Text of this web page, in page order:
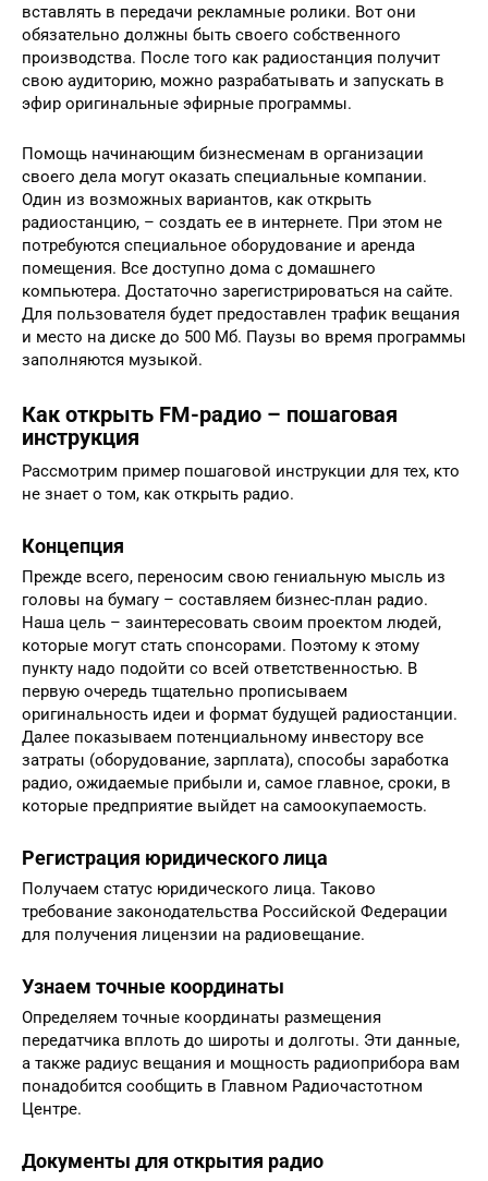
вставлять в передачи рекламные ролики. Вот они
обязательно должны быть своего собственного
производства. После того как радиостанция получит
свою аудиторию, можно разрабатывать и запускать в
эфир оригинальные эфирные программы.
Помощь начинающим бизнесменам в организации
своего дела могут оказать специальные компании.
Один из возможных вариантов, как открыть
радиостанцию, – создать ее в интернете. При этом не
потребуются специальное оборудование и аренда
помещения. Все доступно дома с домашнего
компьютера. Достаточно зарегистрироваться на сайте.
Для пользователя будет предоставлен трафик вещания
и место на диске до 500 Мб. Паузы во время программы
заполняются музыкой.
Как открыть FM-радио – пошаговая
инструкция
Рассмотрим пример пошаговой инструкции для тех, кто
не знает о том, как открыть радио.
Концепция
Прежде всего, переносим свою гениальную мысль из
головы на бумагу – составляем бизнес-план радио.
Наша цель – заинтересовать своим проектом людей,
которые могут стать спонсорами. Поэтому к этому
пункту надо подойти со всей ответственностью. В
первую очередь тщательно прописываем
оригинальность идеи и формат будущей радиостанции.
Далее показываем потенциальному инвестору все
затраты (оборудование, зарплата), способы заработка
радио, ожидаемые прибыли и, самое главное, сроки, в
которые предприятие выйдет на самоокупаемость.
Регистрация юридического лица
Получаем статус юридического лица. Таково
требование законодательства Российской Федерации
для получения лицензии на радиовещание.
Узнаем точные координаты
Определяем точные координаты размещения
передатчика вплоть до широты и долготы. Эти данные,
а также радиус вещания и мощность радиоприбора вам
понадобится сообщить в Главном Радиочастотном
Центре.
Документы для открытия радио